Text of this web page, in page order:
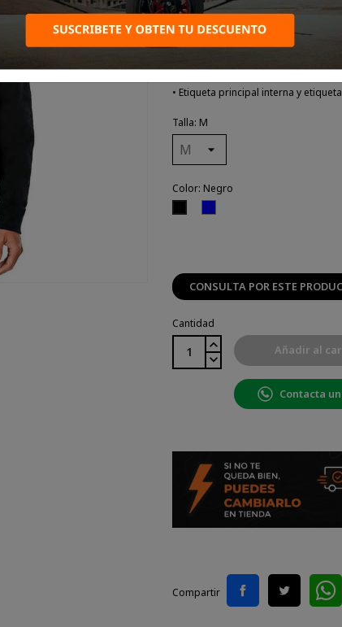
• Polar con capucha
• Jersey sólido sobre el cuerpo y las
• Gráfico del logotipo de carreras
• Forro de la capucha en forma
• Etiqueta principal interna y
Talla: M
Color: Negro
CONSULTA POR ESTE
Cantidad
Añadir al
Contacta
Compartir